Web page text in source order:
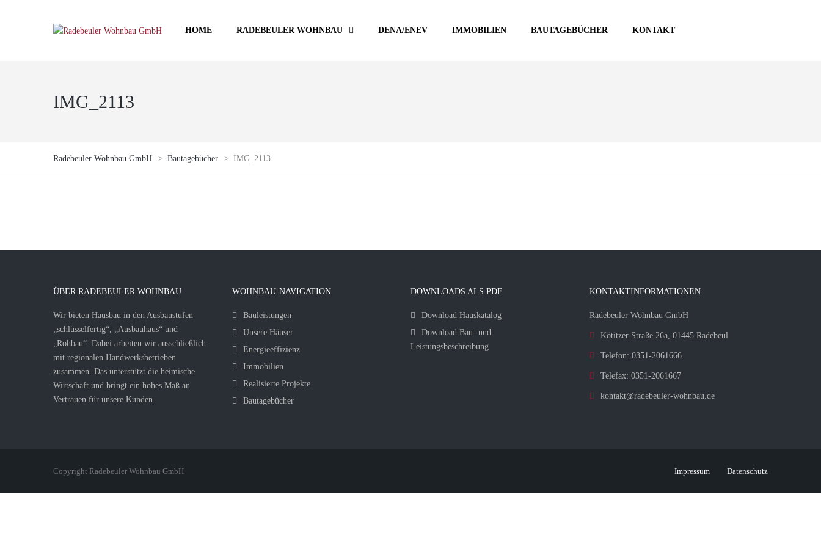
HOME RADEBEULER WOHNBAU DENA/ENEV IMMOBILIEN BAUTAGEBÜCHER KONTAKT
IMG_2113
Radebeuler Wohnbau GmbH > Bautagebücher > IMG_2113
ÜBER RADEBEULER WOHNBAU
Wir bieten Hausbau in den Ausbaustufen
„schlüsselfertig“, „Ausbauhaus“ und
„Rohbau“. Dabei arbeiten wir ausschließlich
mit regionalen Handwerksbetrieben
zusammen. Das unterstützt die heimische
Wirtschaft und bringt ein hohes Maß an
Vertrauen für unsere Kunden.
WOHNBAU-NAVIGATION
Bauleistungen
Unsere Häuser
Energieeffizienz
Immobilien
Realisierte Projekte
Bautagebücher
DOWNLOADS ALS PDF
Download Hauskatalog
Download Bau- und
Leistungsbeschreibung
KONTAKTINFORMATIONEN
Radebeuler Wohnbau GmbH
Kötitzer Straße 26a, 01445 Radebeul
Telefon: 0351-2061666
Telefax: 0351-2061667
kontakt@radebeuler-wohnbau.de
Copyright Radebeuler Wohnbau GmbH Impressum Datenschutz